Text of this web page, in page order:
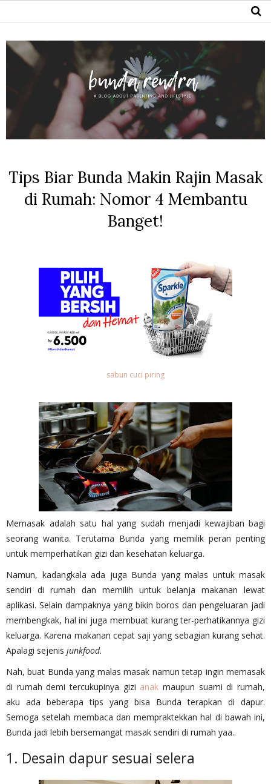
Tips Biar Bunda Makin Rajin Masak
di Rumah: Nomor 4 Membantu
Banget!
sabun cuci piring
Memasak adalah satu hal yang sudah menjadi kewajiban bagi
seorang wanita. Terutama Bunda yang memilik peran penting
untuk memperhatikan gizi dan kesehatan keluarga.
Namun, kadangkala ada juga Bunda yang malas untuk masak
sendiri di rumah dan memilih untuk belanja makanan lewat
aplikasi. Selain dampaknya yang bikin boros dan pengeluaran jadi
membengkak, hal ini juga membuat kurang ter-perhatikannya gizi
keluarga. Karena makanan cepat saji yang sebagian kurang sehat.
Apalagi sejenis junkfood.
Nah, buat Bunda yang malas masak namun tetap ingin memasak
di rumah demi tercukupinya gizi anak maupun suami di rumah,
aku ada beberapa tips yang bisa Bunda terapkan di dapur.
Semoga setelah membaca dan mempraktekkan hal di bawah ini,
Bunda jadi lebih bersemangat masak sendiri di rumah yaa..
1. Desain dapur sesuai selera